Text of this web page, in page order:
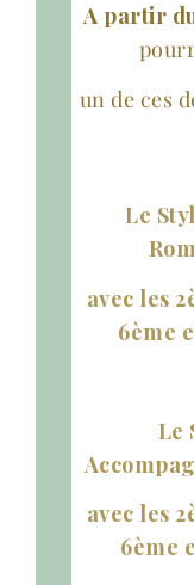
A partir
un de ces
Le
avec les
6ème
Le
avec les
6ème